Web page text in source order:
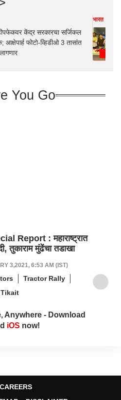
केंद्र सरकारचा सर्जिकल
आक्षेपार्ह फोटो-व्हिडीओ 3 तासांत
भारत
You Go
Report : महाराष्ट्रात
तुकाराम मुंढेंचा तडाखा
3,2021, 6:53 AM (IST)
Tractor Rally
Anywhere - Download
iOS now!
CAREERS